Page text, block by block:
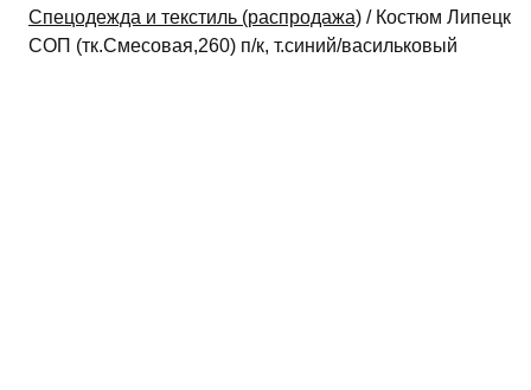
Спецодежда и текстиль (распродажа) / Костюм Липецк
СОП (тк.Смесовая,260) п/к, т.синий/васильковый